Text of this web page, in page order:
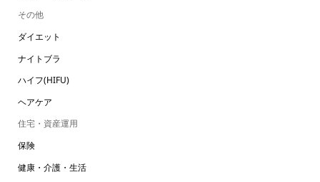
その他
ダイエット
ナイトブラ
ハイフ(HIFU)
ヘアケア
住宅・資産運用
保険
健康・介護・生活